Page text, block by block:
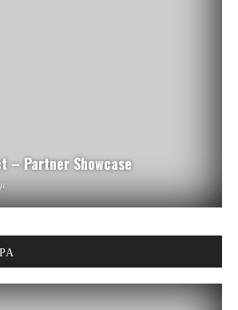
– Partner Showcase